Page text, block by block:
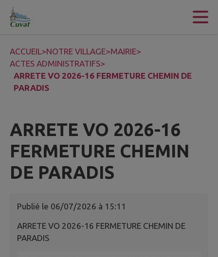
Contenu
ACCUEIL>NOTRE VILLAGE>MAIRIE>
ACTES ADMINISTRATIFS>
ARRETE VO 2026-16 FERMETURE CHEMIN DE
PARADIS
ARRETE VO 2026-16
FERMETURE CHEMIN
DE PARADIS
Publié le 06/07/2026 à 15:11
ARRETE VO 2026-16 FERMETURE CHEMIN DE
PARADIS